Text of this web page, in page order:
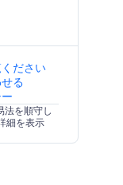
ださい
る
法を順守し
細を表示